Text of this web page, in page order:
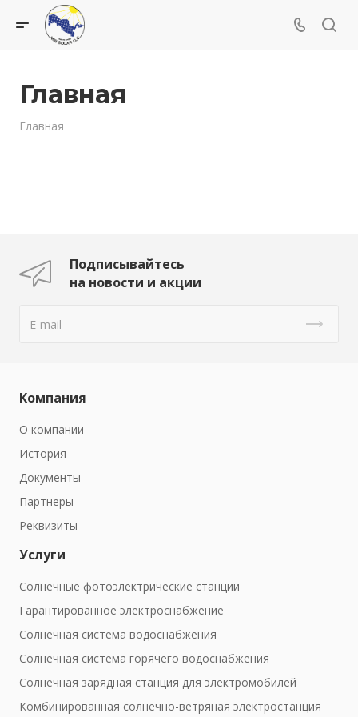
Главная
Главная
Подписывайтесь
на новости и акции
Компания
О компании
История
Документы
Партнеры
Реквизиты
Услуги
Солнечные фотоэлектрические станции
Гарантированное электроснабжение
Солнечная система водоснабжения
Солнечная система горячего водоснабжения
Солнечная зарядная станция для электромобилей
Комбинированная солнечно-ветряная электростанция